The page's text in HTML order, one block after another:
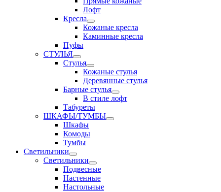
Лофт
Кресла
Кожаные кресла
Каминные кресла
Пуфы
СТУЛЬЯ
Стулья
Кожаные стулья
Деревянные стулья
Барные стулья
В стиле лофт
Табуреты
ШКАФЫ/ТУМБЫ
Шкафы
Комоды
Тумбы
Светильники
Светильники
Подвесные
Настенные
Настольные